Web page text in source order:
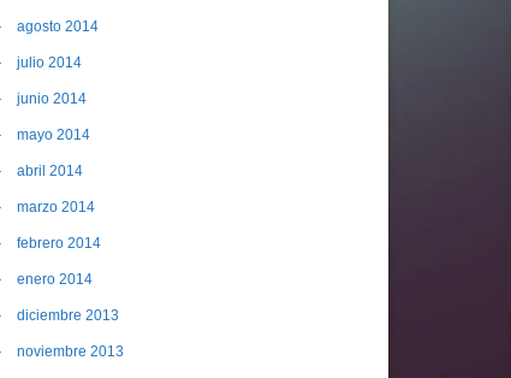
agosto 2014
julio 2014
junio 2014
mayo 2014
abril 2014
marzo 2014
febrero 2014
enero 2014
diciembre 2013
noviembre 2013